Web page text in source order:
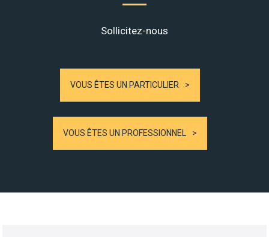
Sollicitez-nous
VOUS ÊTES UN PARTICULIER
VOUS ÊTES UN PROFESSIONNEL